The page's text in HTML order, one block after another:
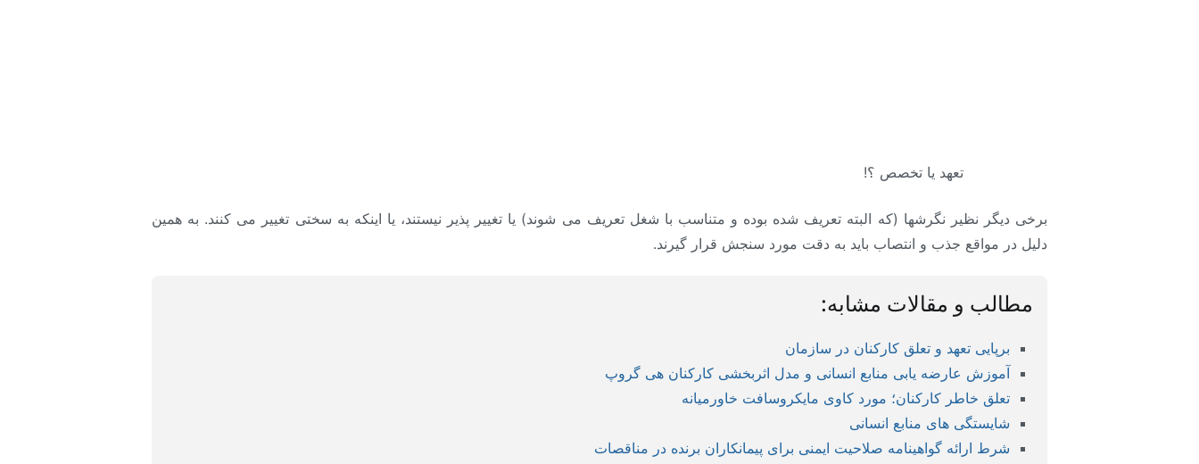
تعهد یا تخصص ؟!
برخی دیگر نظیر نگرشها (که البته تعریف شده بوده و متناسب با شغل تعریف می شوند) یا تغییر پذیر نیستند، یا اینکه به سختی تغییر می کنند. به همین
دلیل در مواقع جذب و انتصاب باید به دقت مورد سنجش قرار گیرند.
مطالب و مقالات مشابه:
برپایی تعهد و تعلق کارکنان در سازمان
آموزش عارضه یابی منابع انسانی و مدل اثربخشی کارکنان هی گروپ
تعلق خاطر کارکنان؛ مورد کاوی مایکروسافت خاورمیانه
شایستگی های منابع انسانی
شرط ارائه گواهینامه صلاحیت ایمنی برای پیمانکاران برنده در مناقصات